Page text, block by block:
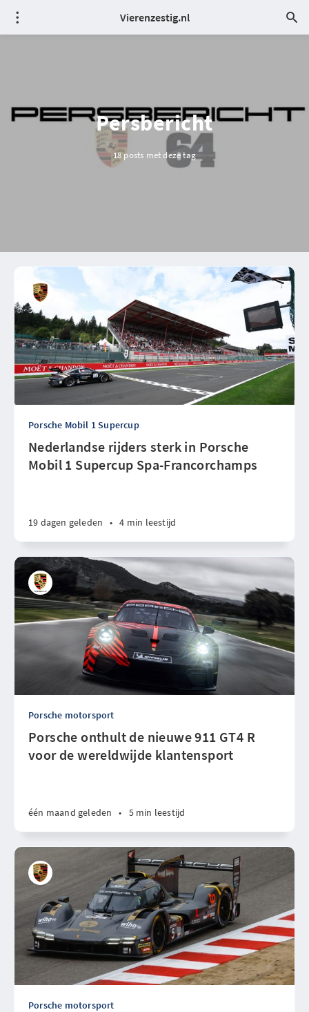
Vierenzestig.nl
Persbericht
18 posts met deze tag
Porsche Mobil 1 Supercup
Nederlandse rijders sterk in Porsche
Mobil 1 Supercup Spa-Francorchamps
19 dagen geleden • 4 min leestijd
Porsche motorsport
Porsche onthult de nieuwe 911 GT4 R
voor de wereldwijde klantensport
één maand geleden • 5 min leestijd
Porsche motorsport